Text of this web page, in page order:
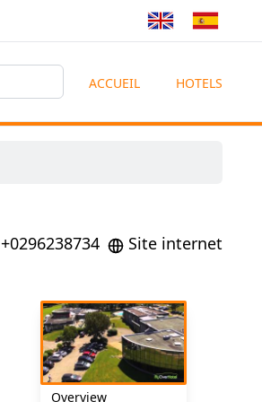
ACCUEIL HOTELS
+0296238734 Site internet
Overview